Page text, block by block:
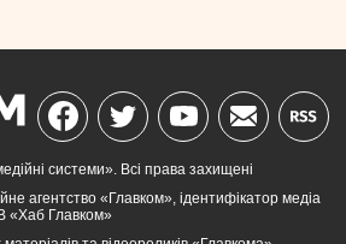
системи». Всі права захищені
агентство «Главком», ідентифікатор медіа
«Хаб Главком»